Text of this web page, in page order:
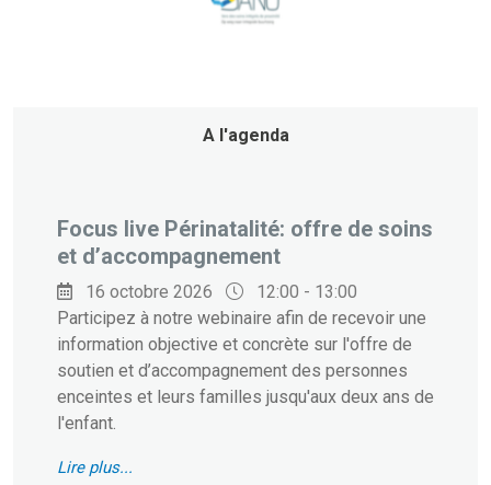
A l'agenda
Focus live Périnatalité: offre de soins
et d’accompagnement
16 octobre 2026
12:00 - 13:00
Participez à notre webinaire afin de recevoir une
information objective et concrète sur l'offre de
soutien et d’accompagnement des personnes
enceintes et leurs familles jusqu'aux deux ans de
l'enfant.
Lire plus...